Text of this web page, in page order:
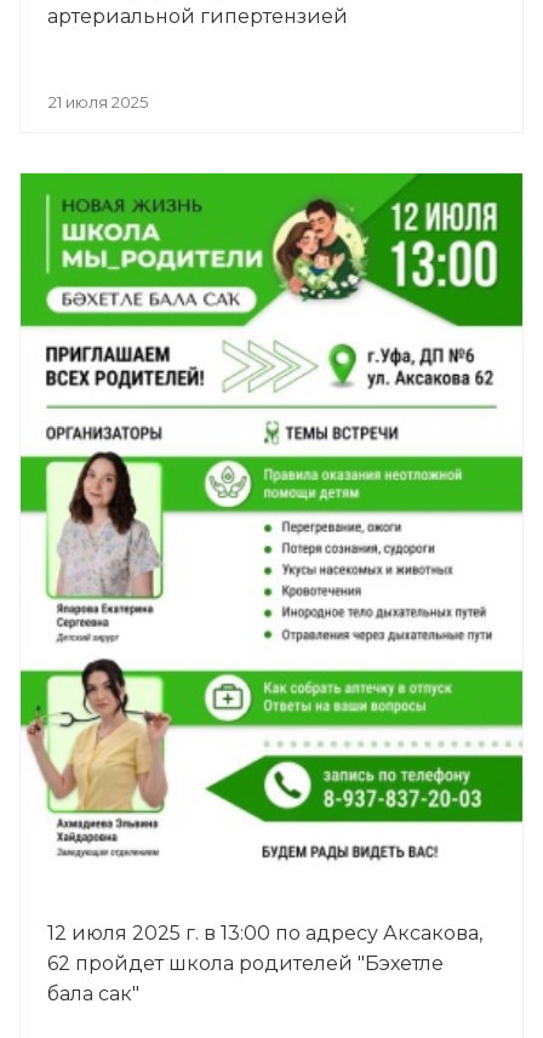
артериальной гипертензией
21 июля 2025
12 июля 2025 г. в 13:00 по адресу Аксакова,
62 пройдет школа родителей "Бэхетле
бала сак"